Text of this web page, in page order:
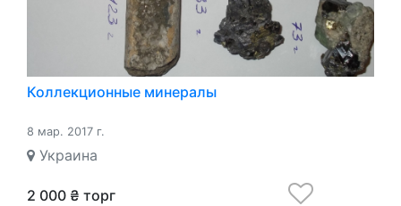
Коллекционные минералы
8 мар. 2017 г.
Украина
2 000 ₴ торг